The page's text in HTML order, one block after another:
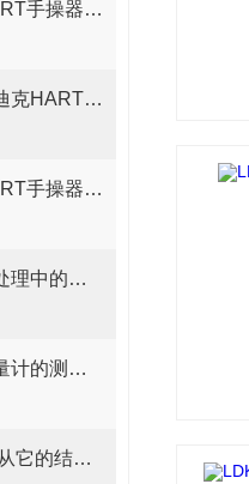
原来这才是解决罗迪克HART手操器常见故障的正确方法！
按键失灵与触笔偏移：罗迪克HART手操器现场清洁与触摸屏校准的实操记录
现场维护案例：罗迪克HART手操器无法开机、黑屏及按键失灵的修复思路
罗迪克机械式流量计在水处理中的应用
安装条件如何影响电磁流量计的测量精度?
认识不锈钢磁翻板液位计,从它的结构和注意事项开始